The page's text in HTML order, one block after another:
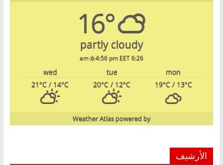
16°
partly cloudy
6:26 am
4:56 pm EET
mon
tue
wed
19°C/ 13°C
20°C / 12°C
21°C / 14°C
powered by
Weather Atlas
الأرشيف